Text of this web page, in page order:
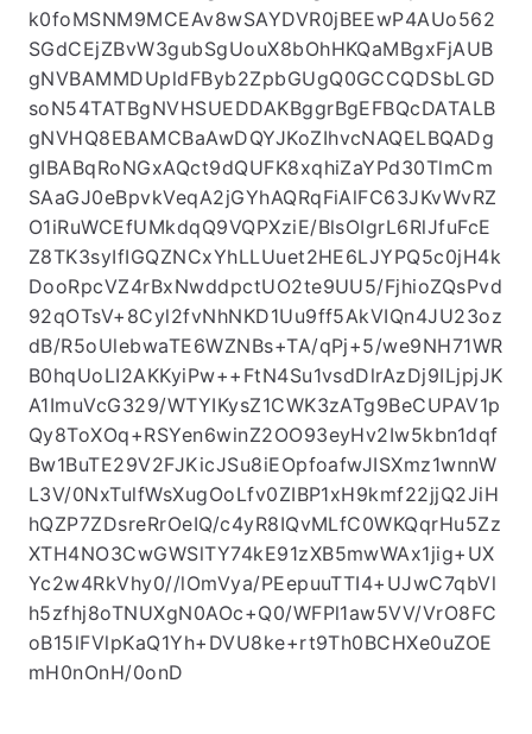
k0foMSNM9MCEAv8wSAYDVR0jBEEwP4AUo562
SGdCEjZBvW3gubSgUouX8bOhHKQaMBgxFjAUB
gNVBAMMDUpldFByb2ZpbGUgQ0GCCQDSbLGD
soN54TATBgNVHSUEDDAKBggrBgEFBQcDATALB
gNVHQ8EBAMCBaAwDQYJKoZIhvcNAQELBQADg
gIBABqRoNGxAQct9dQUFK8xqhiZaYPd30TlmCm
SAaGJ0eBpvkVeqA2jGYhAQRqFiAlFC63JKvWvRZ
O1iRuWCEfUMkdqQ9VQPXziE/BlsOIgrL6RlJfuFcE
Z8TK3syIfIGQZNCxYhLLUuet2HE6LJYPQ5c0jH4k
DooRpcVZ4rBxNwddpctUO2te9UU5/FjhioZQsPvd
92qOTsV+8Cyl2fvNhNKD1Uu9ff5AkVIQn4JU23oz
dB/R5oUlebwaTE6WZNBs+TA/qPj+5/we9NH71WR
B0hqUoLI2AKKyiPw++FtN4Su1vsdDlrAzDj9ILjpjJK
A1ImuVcG329/WTYIKysZ1CWK3zATg9BeCUPAV1p
Qy8ToXOq+RSYen6winZ2OO93eyHv2Iw5kbn1dqf
Bw1BuTE29V2FJKicJSu8iEOpfoafwJISXmz1wnnW
L3V/0NxTulfWsXugOoLfv0ZIBP1xH9kmf22jjQ2JiH
hQZP7ZDsreRrOeIQ/c4yR8IQvMLfC0WKQqrHu5Zz
XTH4NO3CwGWSlTY74kE91zXB5mwWAx1jig+UX
Yc2w4RkVhy0//lOmVya/PEepuuTTI4+UJwC7qbVl
h5zfhj8oTNUXgN0AOc+Q0/WFPl1aw5VV/VrO8FC
oB15lFVlpKaQ1Yh+DVU8ke+rt9Th0BCHXe0uZOE
mH0nOnH/0onD